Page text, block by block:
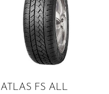
ATLAS FS ALL